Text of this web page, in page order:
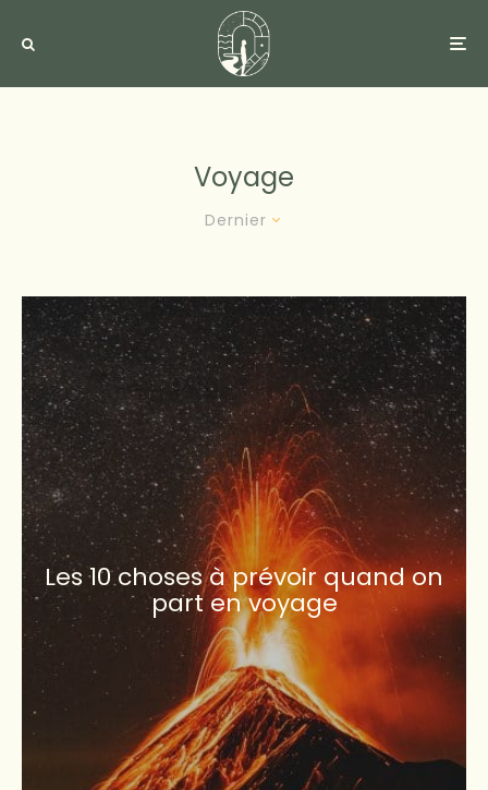
Voyage
Dernier
Les 10 choses à prévoir quand on
part en voyage